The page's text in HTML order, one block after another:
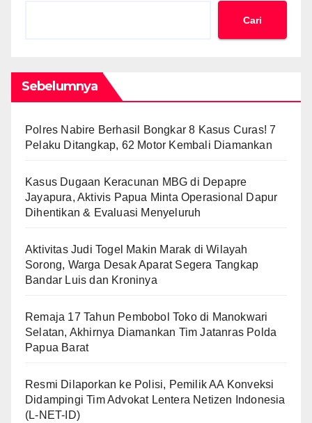
Cari
Sebelumnya
Polres Nabire Berhasil Bongkar 8 Kasus Curas! 7
Pelaku Ditangkap, 62 Motor Kembali Diamankan
Kasus Dugaan Keracunan MBG di Depapre
Jayapura, Aktivis Papua Minta Operasional Dapur
Dihentikan & Evaluasi Menyeluruh
Aktivitas Judi Togel Makin Marak di Wilayah
Sorong, Warga Desak Aparat Segera Tangkap
Bandar Luis dan Kroninya
Remaja 17 Tahun Pembobol Toko di Manokwari
Selatan, Akhirnya Diamankan Tim Jatanras Polda
Papua Barat
Resmi Dilaporkan ke Polisi, Pemilik AA Konveksi
Didampingi Tim Advokat Lentera Netizen Indonesia
(L-NET-ID)